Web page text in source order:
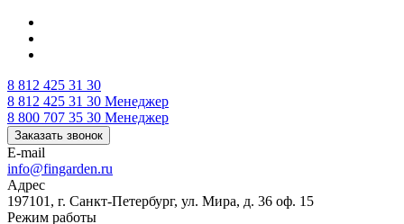
8 812 425 31 30
8 812 425 31 30 Менеджер
8 800 707 35 30 Менеджер
Заказать звонок
E-mail
info@fingarden.ru
Адрес
197101, г. Санкт-Петербург, ул. Мира, д. 36 оф. 15
Режим работы